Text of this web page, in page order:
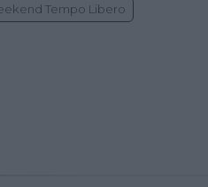
Tempo Libero